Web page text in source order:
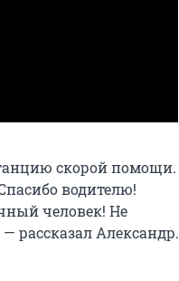
скорой помощи.
водителю!
человек! Не
рассказал Александр.